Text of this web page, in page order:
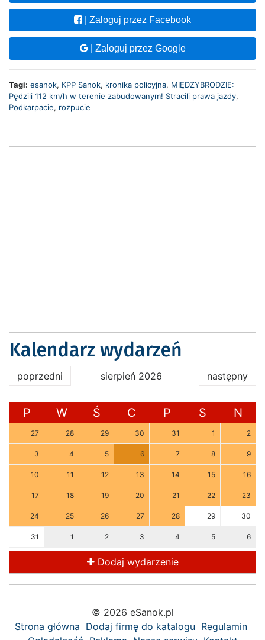
| Zaloguj przez Facebook
| Zaloguj przez Google
Tagi: esanok, KPP Sanok, kronika policyjna, MIĘDZYBRODZIE:
Pędzili 112 km/h w terenie zabudowanym! Stracili prawa jazdy,
Podkarpacie, rozpucie
Kalendarz wydarzeń
poprzedni sierpień 2026 następny
P W Ś C P S N
27 28 29 30 31 1 2
3 4 5 6 7 8 9
10 11 12 13 14 15 16
17 18 19 20 21 22 23
24 25 26 27 28 29 30
31 1 2 3 4 5 6
Dodaj wydarzenie
© 2026 eSanok.pl
Strona główna Dodaj firmę do katalogu Regulamin